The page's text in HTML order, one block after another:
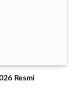
Resmi